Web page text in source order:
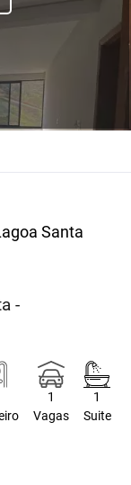
Santa
-
1
Vagas
1
Suite